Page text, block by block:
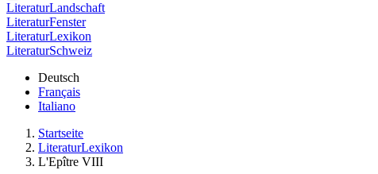
LiteraturLandschaft
LiteraturFenster
LiteraturLexikon
LiteraturSchweiz
Deutsch
Français
Italiano
Startseite
LiteraturLexikon
L'Epître VIII